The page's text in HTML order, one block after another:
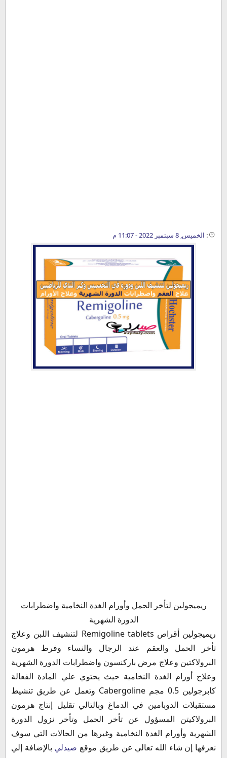
: الخميس, 8 سبتمبر 2022 - 11:07 م
ريميجولين أقراص Remigoline tablets المادة الفعالة و
ريميجولين صيدلي
دواعي استعمال ريميجولين
الأعراض الجانبية لدواء ريميجولين أقراص Remigoline
tablets
ريميجولين وكمال الأجسام
موانع استخدام لدواء ريميجولين أقراص
التداخلات الدوائية مع دواء ريميجولين أقراص
ريميجولين أقراص والحمل
ريميجولين للحامل
ريميجولين لتأخر الحمل وأورام الغدة النخامية واضطرابات
الدورة الشهرية
ريميجولين أقراص Remigoline tablets لتنشيف اللبن وعلاج
تأخر الحمل والعقم عند الرجال والنساء وفرط هرمون
البرولاكتين وعلاج مرض باركنسون واضطرابات الدورة الشهرية
وعلاج أورام الغدة النخامية حيث يحتوي علي المادة الفعالة
كابرجولين 0.5 مجم Cabergoline وتعمل عن طريق تنشيط
مستقبلات الدوبامين في الدماغ وبالتالي تقليل إنتاج هرمون
البرولاكيتن المسؤول عن تأخر الحمل وتأخر نزول الدورة
الشهرية وأورام الغدة النخامية وغيرها من الحالات التي سوف
نعرفها إن شاء الله تعالي عن طريق موقع صيدلي بالإضافة إلي